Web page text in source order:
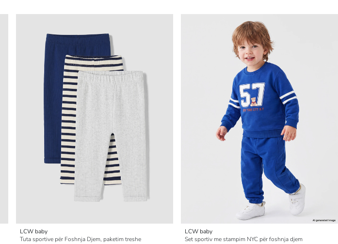
LCW baby
Tuta sportive për Foshnja Djem, paketim treshe
LCW baby
Set sportiv me stampim NYC për foshnja djem